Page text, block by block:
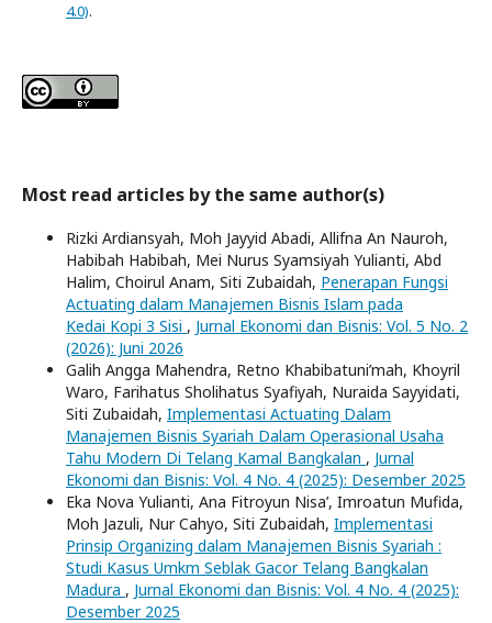
4.0).
Most read articles by the same author(s)
Rizki Ardiansyah, Moh Jayyid Abadi, Allifna An Nauroh,
Habibah Habibah, Mei Nurus Syamsiyah Yulianti, Abd
Halim, Choirul Anam, Siti Zubaidah, Penerapan Fungsi
Actuating dalam Manajemen Bisnis Islam pada
Kedai Kopi 3 Sisi , Jurnal Ekonomi dan Bisnis: Vol. 5 No. 2
(2026): Juni 2026
Galih Angga Mahendra, Retno Khabibatuni’mah, Khoyril
Waro, Farihatus Sholihatus Syafiyah, Nuraida Sayyidati,
Siti Zubaidah, Implementasi Actuating Dalam
Manajemen Bisnis Syariah Dalam Operasional Usaha
Tahu Modern Di Telang Kamal Bangkalan , Jurnal
Ekonomi dan Bisnis: Vol. 4 No. 4 (2025): Desember 2025
Eka Nova Yulianti, Ana Fitroyun Nisa’, Imroatun Mufida,
Moh Jazuli, Nur Cahyo, Siti Zubaidah, Implementasi
Prinsip Organizing dalam Manajemen Bisnis Syariah :
Studi Kasus Umkm Seblak Gacor Telang Bangkalan
Madura , Jurnal Ekonomi dan Bisnis: Vol. 4 No. 4 (2025):
Desember 2025